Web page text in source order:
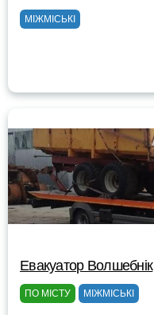
МІЖМІСЬКІ
Евакуатор Волшебнік
ПО МІСТУ МІЖМІСЬКІ